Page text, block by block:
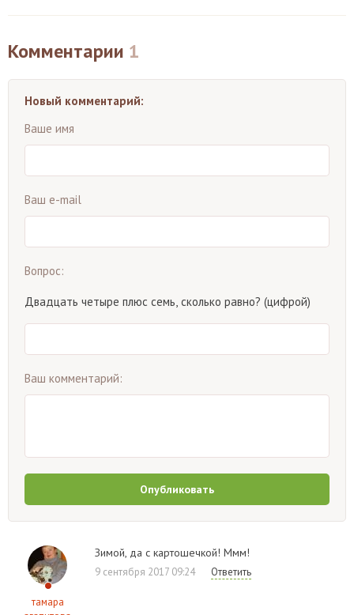
Комментарии 1
Новый комментарий:
Ваше имя
Ваш e-mail
Вопрос:
Двадцать четыре плюс семь, сколько равно? (цифрой)
Ваш комментарий:
Опубликовать
тамара
Зимой, да с картошечкой! Ммм!
9 сентября 2017 09:24 Ответить